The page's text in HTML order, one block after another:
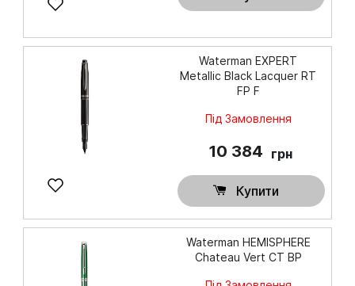
Waterman EXPERT
Metallic Black Lacquer RT
FP F
Під Замовлення
10 384 грн
Купити
Waterman HEMISPHERE
Chateau Vert CT BP